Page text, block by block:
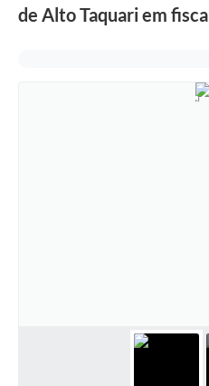
de Alto Taquari em